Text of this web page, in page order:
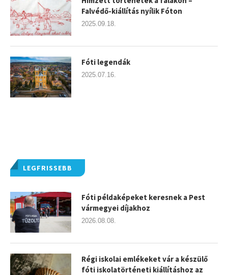
LEGFRISSEBB
Fóti példaképeket keresnek a Pest
vármegyei díjakhoz
2026.08.08.
Régi iskolai emlékeket vár a készülő
fóti iskolatörténeti kiállításhoz az
Falvédő-kiállítás nyílik Fóton
2025.09.18.
Fóti legendák
2025.07.16.